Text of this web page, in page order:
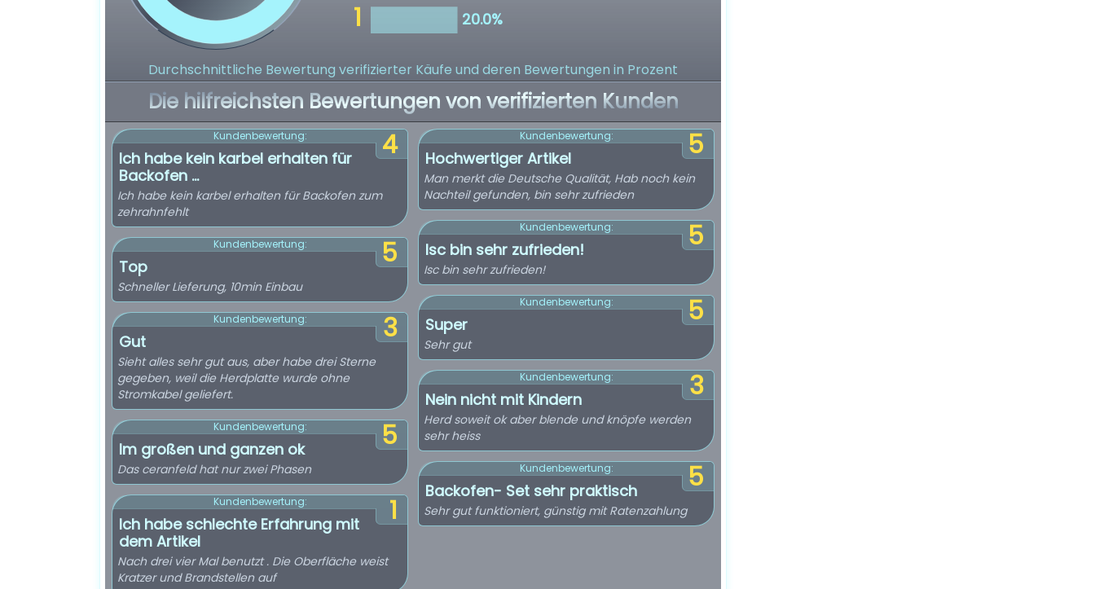
Durchschnittliche Bewertung verifizierter Käufe und deren Bewertungen in Prozent
Die hilfreichsten Bewertungen von verifizierten Kunden
4
Kundenbewertung:
Ich habe kein karbel erhalten für
Backofen ...
Ich habe kein karbel erhalten für Backofen zum
zehrahnfehlt
5
Kundenbewertung:
Top
Schneller Lieferung, 10min Einbau
3
Kundenbewertung:
Gut
Sieht alles sehr gut aus, aber habe drei Sterne
gegeben, weil die Herdplatte wurde ohne
Stromkabel geliefert.
5
Kundenbewertung:
Im großen und ganzen ok
Das ceranfeld hat nur zwei Phasen
1
Kundenbewertung:
Ich habe schlechte Erfahrung mit
dem Artikel
Nach drei vier Mal benutzt . Die Oberfläche weist
Kratzer und Brandstellen auf
5
Kundenbewertung:
Hochwertiger Artikel
Man merkt die Deutsche Qualität, Hab noch kein
Nachteil gefunden, bin sehr zufrieden
5
Kundenbewertung:
Isc bin sehr zufrieden!
Isc bin sehr zufrieden!
5
Kundenbewertung:
Super
Sehr gut
3
Kundenbewertung:
Nein nicht mit Kindern
Herd soweit ok aber blende und knöpfe werden
sehr heiss
5
Kundenbewertung:
Backofen- Set sehr praktisch
Sehr gut funktioniert, günstig mit Ratenzahlung